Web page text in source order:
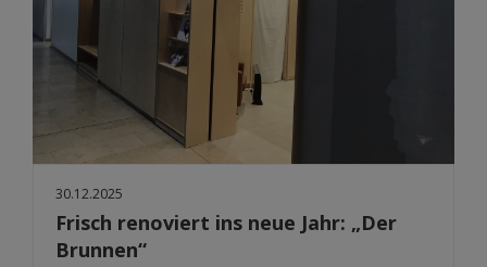
30.12.2025
Frisch renoviert ins neue Jahr: „Der
Brunnen“